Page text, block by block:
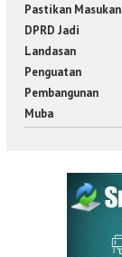
Pastikan Masukan
DPRD Jadi
Landasan
Penguatan
Pembangunan
Muba